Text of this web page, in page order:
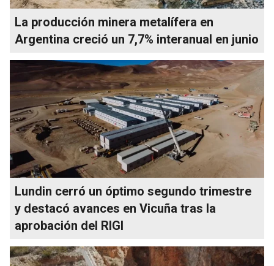
La producción minera metalífera en
Argentina creció un 7,7% interanual en junio
Lundin cerró un óptimo segundo trimestre
y destacó avances en Vicuña tras la
aprobación del RIGI